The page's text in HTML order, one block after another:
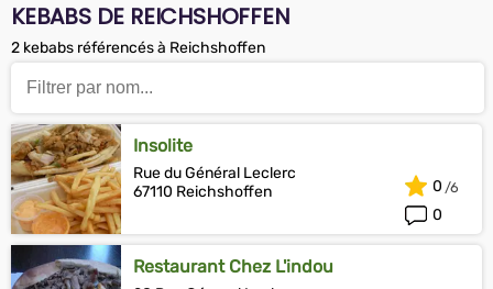
KEBABS DE REICHSHOFFEN
2 kebabs référencés à Reichshoffen
Insolite
Rue du Général Leclerc
67110 Reichshoffen
0
0
Restaurant Chez L'indou